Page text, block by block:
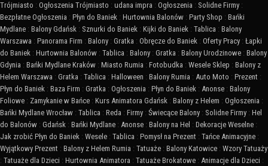
Trójmiasto : Ogłoszenia Trójmiasto : udana impra : Ogłoszenia : Solidne Firmy :
Bezpłatne Ogłoszenia : Płyn do Baniek : Hurtownia Balonów : Party Shop : Bańki
Mydlane : Balony Gdańsk : Sznurki do Baniek : Kijki do Baniek : Tablica : Balony
Warszawa : Panorama Firm : Balony : Gratka : Obręcze do Baniek : Oferty Pracy : Łapki
do Baniek : Hurtownia Balonów : Tablica : Balony : Gratka : Balony Urodzinowe : Balony
Gdynia : Bańki Mydlane Kraków : Miasto Rumia : Fotobudka : Wesele Sklep : Balony z
Helem Warszawa : Gratka : Tablica : Halloween : Balony Rumia : Auto Moto : Prezent :
Płyn do Baniek : Baza Firm : Gratka : Ogłoszenia : Płyn do Baniek : Anonse : Balony
Foliowe : Zamykanie w Bańce : Kurs Animatora Gdańsk : Balony z Helem : Ogłoszenia :
Bańki Mydlane Wrocław : Tablica : Reda : Firmy : Świecące Balony : Solidne Firmy : Hel
do Balonów : Gdańsk : Bańki Mydlane : Anonse : Balony na Hel : Dekoracje Weselne :
Jak zrobić Płyn do Baniek : Wesele : Tablica : Pomysł na Prezent : Tańce Animacyjne :
Wyjątkowy Prezent : Balony z Helem Rumia : Tatuaże : Balony Katowice : Wzory Tatuaży
: Tatuaże dla Dzieci : Hurtownia Animatora : Tatuaże Brokatowe : Animacje dla Dzieci :